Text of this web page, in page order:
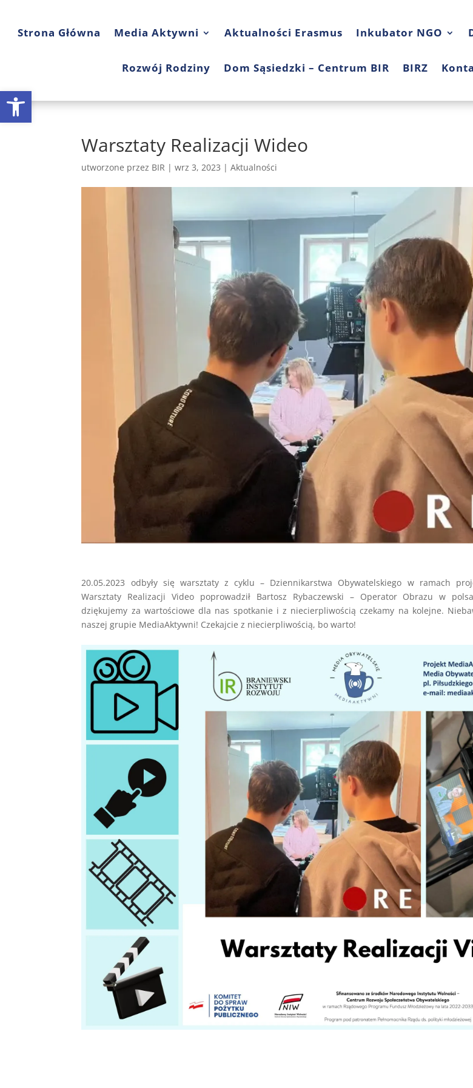
Open toolbar
Strona Główna Media Aktywni Aktualności Erasmus Inkubator NGO
Rozwój Rodziny Dom Sąsiedzki – Centrum BIR BIRZ
Warsztaty Realizacji Wideo
utworzone przez BIR |wrz 3, 2023 |Aktualności
20.05.2023 odbyły się warsztaty z cyklu – Dziennikarstwa Obywatelskiego w ramach
Warsztaty Realizacji Video poprowadził Bartosz Rybaczewski – Operator Obrazu w
dziękujemy za wartościowe dla nas spotkanie i z niecierpliwością czekamy na kolejne.
naszej grupie MediaAktywni! Czekajcie z niecierpliwością, bo warto!